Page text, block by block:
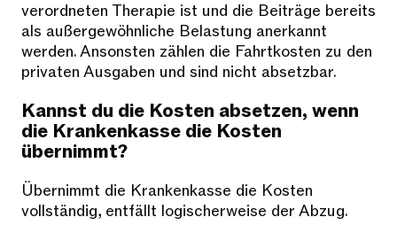
verordneten Therapie ist und die Beiträge bereits
als außergewöhnliche Belastung anerkannt
werden. Ansonsten zählen die Fahrtkosten zu den
privaten Ausgaben und sind nicht absetzbar.
Kannst du die Kosten absetzen, wenn
die Krankenkasse die Kosten
übernimmt?
Übernimmt die Krankenkasse die Kosten
vollständig, entfällt logischerweise der Abzug.